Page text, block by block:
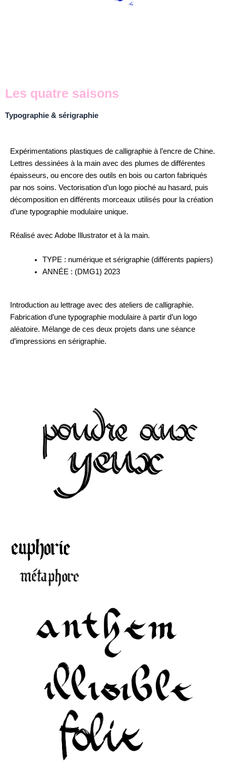
Les quatre saisons
Typographie & sérigraphie
Expérimentations plastiques de calligraphie à l’encre de Chine.
Lettres dessinées à la main avec des plumes de différentes
épaisseurs, ou encore des outils en bois ou carton fabriqués
par nos soins. Vectorisation d’un logo pioché au hasard, puis
décomposition en différents morceaux utilisés pour la création
d’une typographie modulaire unique.
Réalisé avec Adobe Illustrator et à la main.
TYPE : numérique et sérigraphie (différents papiers)
ANNÉE : (DMG1) 2023
Introduction au lettrage avec des ateliers de calligraphie.
Fabrication d’une typographie modulaire à partir d’un logo
aléatoire. Mélange de ces deux projets dans une séance
d’impressions en sérigraphie.